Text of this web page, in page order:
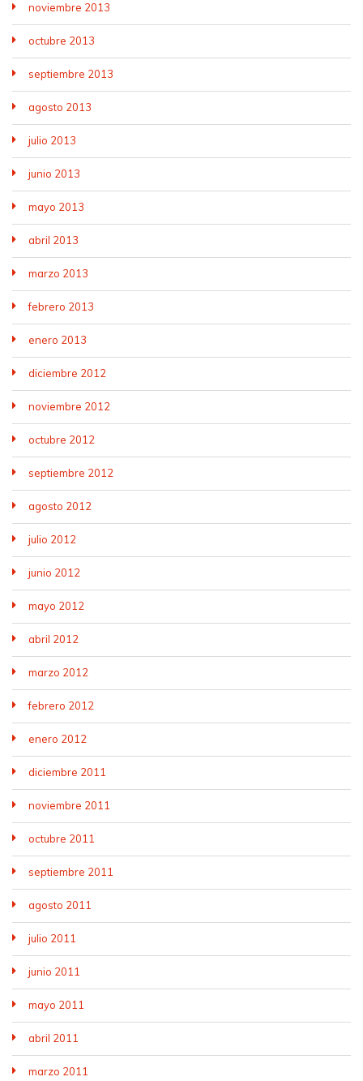
noviembre 2013
octubre 2013
septiembre 2013
agosto 2013
julio 2013
junio 2013
mayo 2013
abril 2013
marzo 2013
febrero 2013
enero 2013
diciembre 2012
noviembre 2012
octubre 2012
septiembre 2012
agosto 2012
julio 2012
junio 2012
mayo 2012
abril 2012
marzo 2012
febrero 2012
enero 2012
diciembre 2011
noviembre 2011
octubre 2011
septiembre 2011
agosto 2011
julio 2011
junio 2011
mayo 2011
abril 2011
marzo 2011